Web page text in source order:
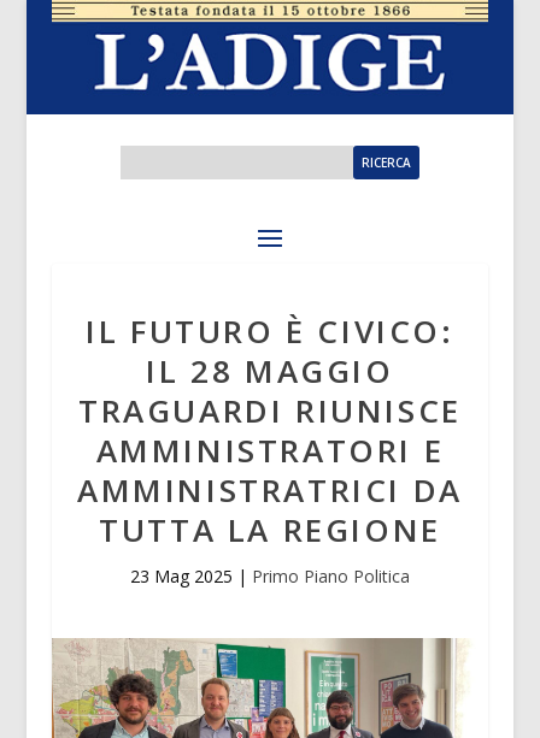
IL FUTURO È CIVICO:
IL 28 MAGGIO
TRAGUARDI RIUNISCE
AMMINISTRATORI E
AMMINISTRATRICI DA
TUTTA LA REGIONE
23 Mag 2025 | Primo Piano Politica